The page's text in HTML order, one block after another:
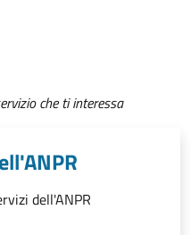
che ti interessa
dell'ANPR